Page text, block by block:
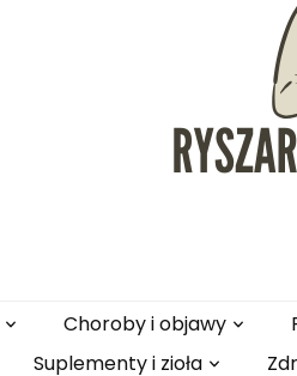
Choroby i objawy
Suplementy i zioła